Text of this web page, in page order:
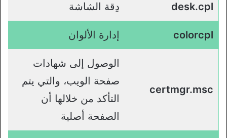
desk.cpl دِقة الشاشة
colorcpl إدارة الألوان
certmgr.msc
الوصول إلى شهادات
صفحة الويب، والتي يتم
التأكد من خلالها أن
الصفحة أصلية